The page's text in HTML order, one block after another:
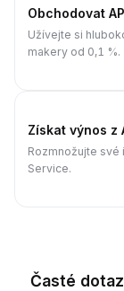
Obchodovat
Užívejte si
makery od 0,1 %.
Získat výnos z
Rozmnožujte své
Service.
Časté